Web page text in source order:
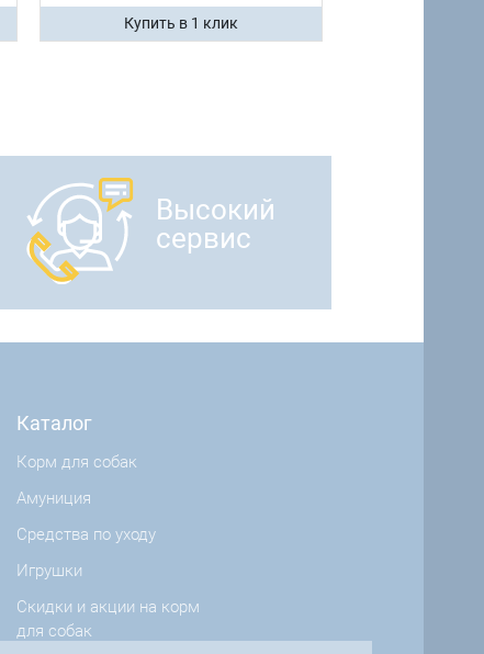
Купить в 1 клик
Высокий
сервис
Каталог
Корм для собак
Амуниция
Средства по уходу
Игрушки
Скидки и акции на корм
для собак